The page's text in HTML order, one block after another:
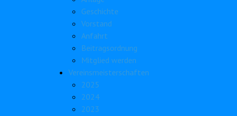
Geschichte
Vorstand
Anfahrt
Beitragsordnung
Mitglied werden
Vereinsmeisterschaften
2025
2024
2023